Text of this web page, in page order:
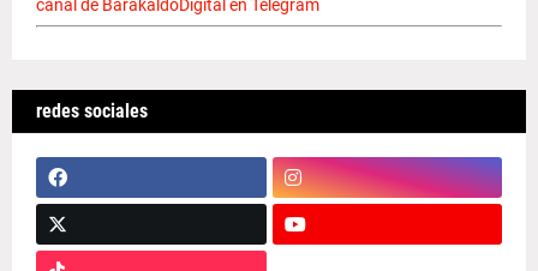
canal de BarakaldoDigital en Telegram
redes sociales